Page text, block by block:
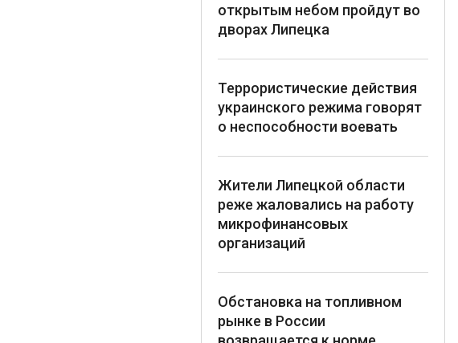
открытым небом пройдут во
дворах Липецка
Террористические действия
украинского режима говорят
о неспособности воевать
Жители Липецкой области
реже жаловались на работу
микрофинансовых
организаций
Обстановка на топливном
рынке в России